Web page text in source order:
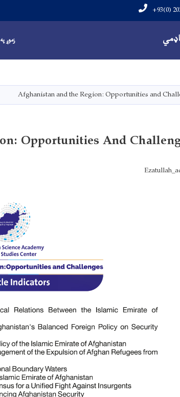
+93(0)
زموږ
Afghanistan and the Region: Opportunities and
Opportunities And